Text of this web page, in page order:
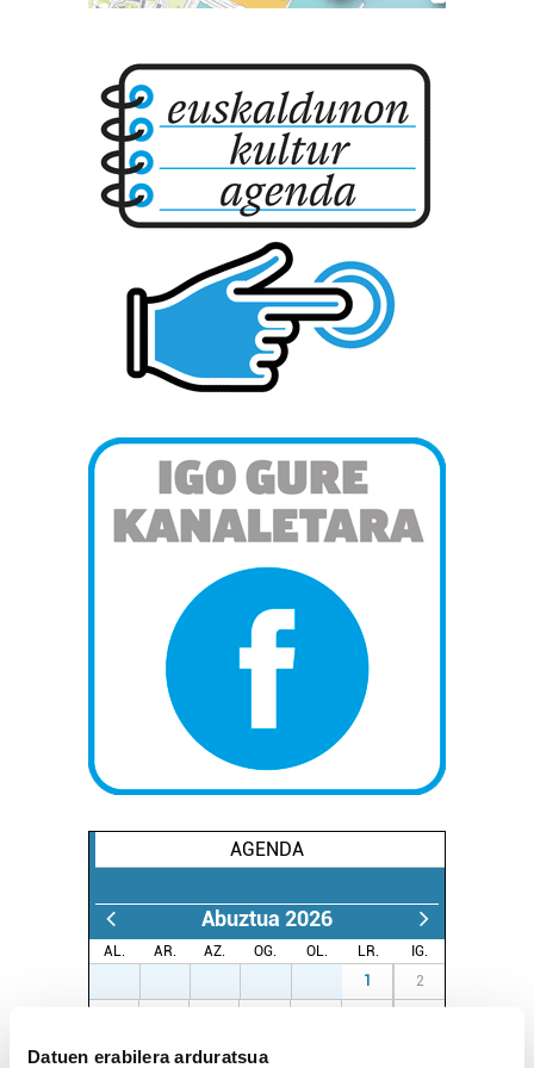
Datuen erabilera arduratsua
AGENDA
Abuztua 2026
AL. AR. AZ. OG. OL. LR.
IG.
1 2
10 11 12 13